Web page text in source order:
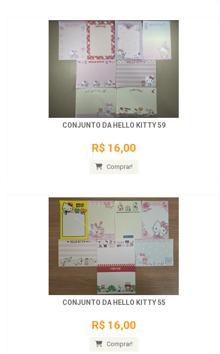
CONJUNTO DA HELLO KITTY 59
R$ 16,00
Comprar!
CONJUNTO DA HELLO KITTY 55
R$ 16,00
Comprar!